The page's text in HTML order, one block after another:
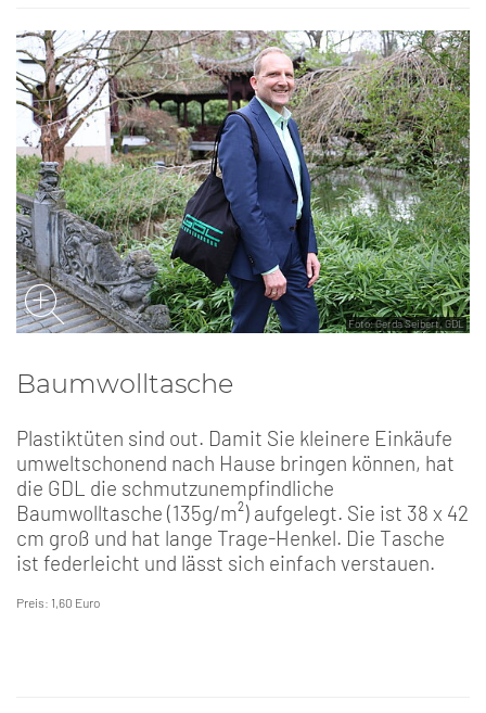
Foto: Gerda Seibert, GDL
Baumwolltasche
Plastiktüten sind out. Damit Sie kleinere Einkäufe
umweltschonend nach Hause bringen können, hat
die GDL die schmutzunempfindliche
Baumwolltasche (135g/m²) aufgelegt. Sie ist 38 x 42
cm groß und hat lange Trage-Henkel. Die Tasche
ist federleicht und lässt sich einfach verstauen.
Preis: 1,60 Euro